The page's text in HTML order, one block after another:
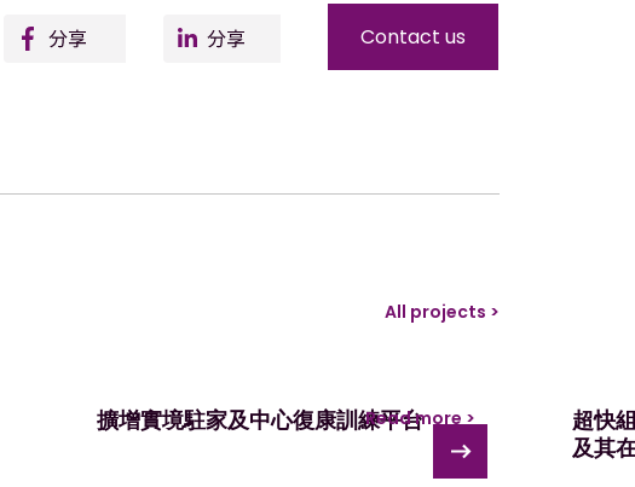
Twitter Facebo LinkedIn
Contact us
All projects >
擴增實境駐家及中心復康訓練平台
Read more >
超快
及其